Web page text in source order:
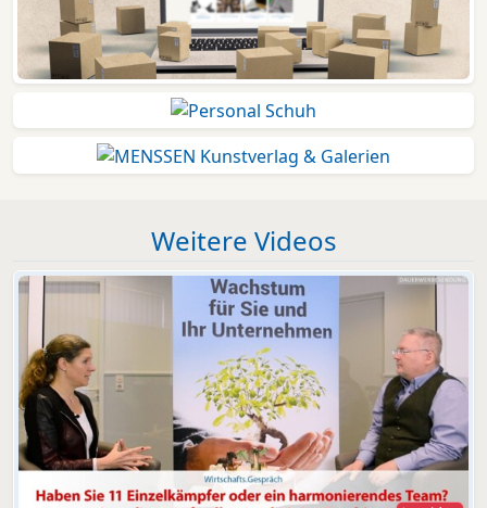
Weitere Videos